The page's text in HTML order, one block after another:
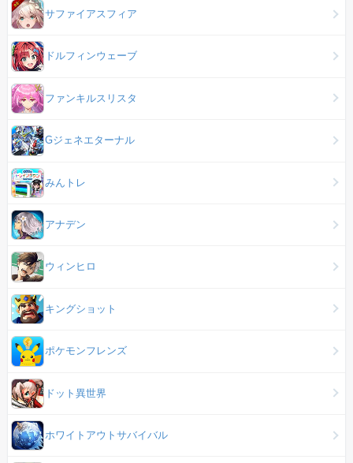
サファイアスフィア
ドルフィンウェーブ
ファンキルスリスタ
Gジェネエターナル
みんトレ
アナデン
ウィンヒロ
キングショット
ポケモンフレンズ
ドット異世界
ホワイトアウトサバイバル